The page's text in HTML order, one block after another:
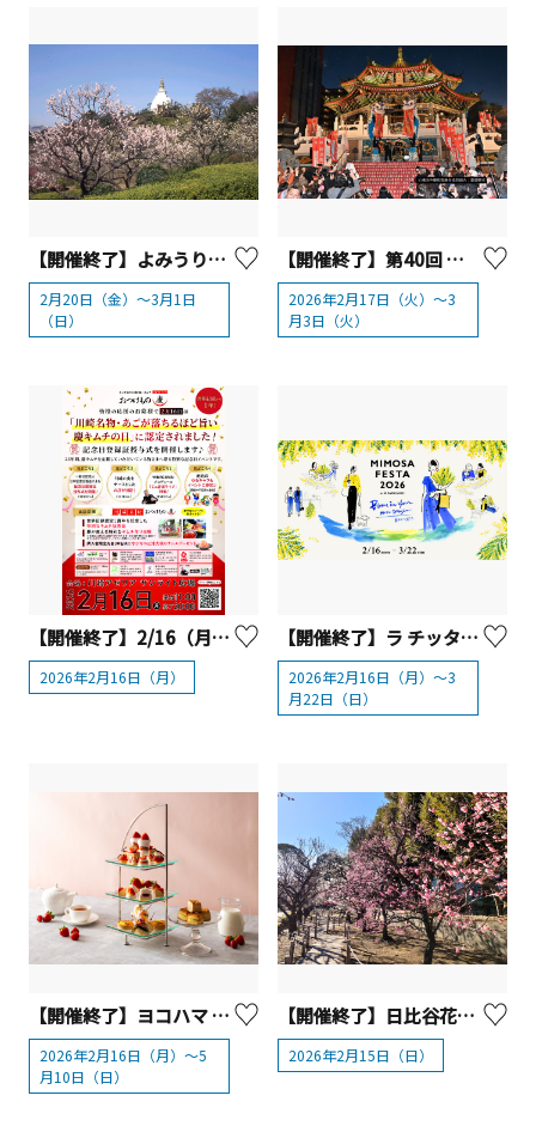
【開催終了】よみうりランド HANABIYORI「 梅まつり2026」
2月20日（金）～3月1日
（日）
【開催終了】第40回 横濵中華街「2026春節」 ～馬年吉祥～
2026年2月17日（火）～3
月3日（火）
【開催終了】2/16（月）開催！川崎アゼリア／おつけもの慶世界記録認定1周年「慶キムチの日」イベント【川崎市】
2026年2月16日（月）
【開催終了】ラ チッタデッラ「MIMOSA FESTA 2026」（ミモザフェスタ2026）【川崎市】
2026年2⽉16⽇（⽉）〜3
⽉22⽇（⽇）
【開催終了】ヨコハマ グランド インターコンチネンタル ホテル「いちごとミルクのアフタヌーンティー」
2026年2月16日（月）〜5
月10日（日）
【開催終了】日比谷花壇大船フラワーセンター「園長うめさんぽ」
2026年2月15日（日）